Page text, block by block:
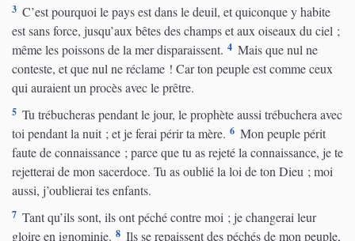
3 C’est pourquoi le pays est dans le deuil, et quiconque y habite
est sans force, jusqu’aux bêtes des champs et aux oiseaux du ciel ;
même les poissons de la mer disparaissent. 4 Mais que nul ne
conteste, et que nul ne réclame ! Car ton peuple est comme ceux
qui auraient un procès avec le prêtre.
5 Tu trébucheras pendant le jour, le prophète aussi trébuchera avec
toi pendant la nuit ; et je ferai périr ta mère. 6 Mon peuple périt
faute de connaissance ; parce que tu as rejeté la connaissance, je te
rejetterai de mon sacerdoce. Tu as oublié la loi de ton Dieu ; moi
aussi, j’oublierai tes enfants.
7 Tant qu’ils sont, ils ont péché contre moi ; je changerai leur
gloire en ignominie. 8 Ils se repaissent des péchés de mon peuple,